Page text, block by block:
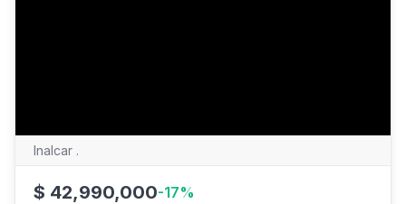
Inalcar .
$ 42,990,000-17%